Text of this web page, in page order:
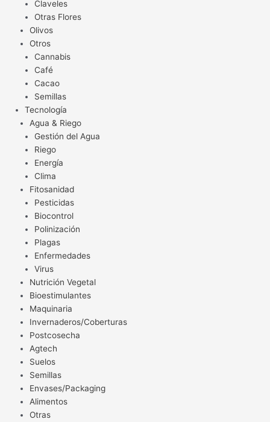
Claveles
Otras Flores
Olivos
Otros
Cannabis
Café
Cacao
Semillas
Tecnología
Agua & Riego
Gestión del Agua
Riego
Energía
Clima
Fitosanidad
Pesticidas
Biocontrol
Polinización
Plagas
Enfermedades
Virus
Nutrición Vegetal
Bioestimulantes
Maquinaria
Invernaderos/Coberturas
Postcosecha
Agtech
Suelos
Semillas
Envases/Packaging
Alimentos
Otras